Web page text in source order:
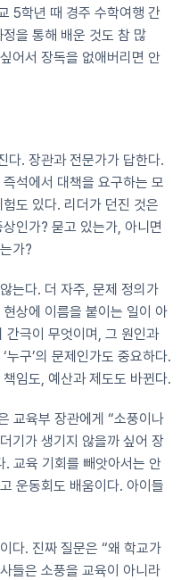
5학년 때 경주 수학여행 간
을 통해 배운 것도 참 많
어서 장독을 없애버리면 안
다. 장관과 전문가가 답한다.
석에서 대책을 요구하는 모
도 있다. 리더가 던진 것은
인가? 묻고 있는가, 아니면
가?
는다. 더 자주, 문제 정의가
상에 이름을 붙이는 일이 아
간극이 무엇이며, 그 원인과
누구’의 문제인가도 중요하다.
임도, 예산과 제도도 바뀐다.
교육부 장관에게 “소풍이나
기가 생기지 않을까 싶어 장
. 교육 기회를 빼앗아서는 안
운동회도 배움이다. 아이들
다. 진짜 질문은 “왜 학교가
들은 소풍을 교육이 아니라